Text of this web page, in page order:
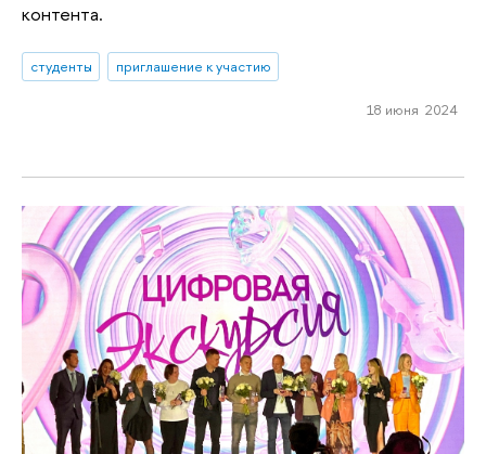
контента.
студенты приглашение к участию
18 июня 2024